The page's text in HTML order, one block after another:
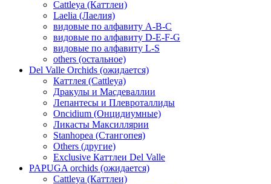
Cattleya (Каттлеи)
Laelia (Лаелия)
видовые по алфавиту A-B-C
видовые по алфавиту D-E-F-G
видовые по алфавиту L-S
others (остальное)
Del Valle Orchids (ожидается)
Каттлея (Cattleya)
Дракулы и Масдеваллии
Лепантесы и Плевроталлиды
Oncidium (Онцидиумные)
Ликасты Максиллярии
Stanhopea (Стангопея)
Others (другие)
Exclusive Каттлеи Del Valle
PAPUGA orchids (ожидается)
Cattleya (Каттлеи)